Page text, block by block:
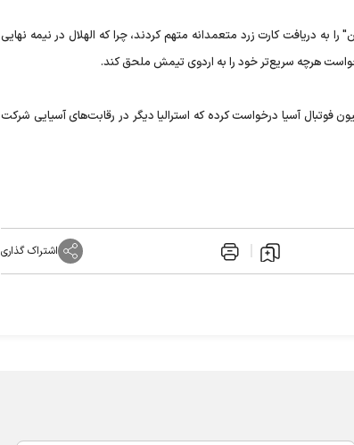
دریافت کارت زرد متعمدانه متهم کردند، چرا که الهلال در نیمه نهایی
هرچه‌ سریع‌تر خود را به اردوی تیمش ملحق کند.
فوتبال آسیا درخواست کرده که استرالیا دیگر در رقابت‌های آسیایی شرکت
اشتراک گذاری